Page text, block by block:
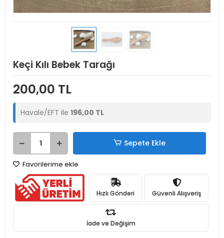
Keçi Kılı Bebek Tarağı
200,00 TL
Havale/EFT ile 196,00 TL
Sepete Ekle
Favorilerime ekle
Hızlı Gönderi Güvenli Alışveriş
İade ve Değişim